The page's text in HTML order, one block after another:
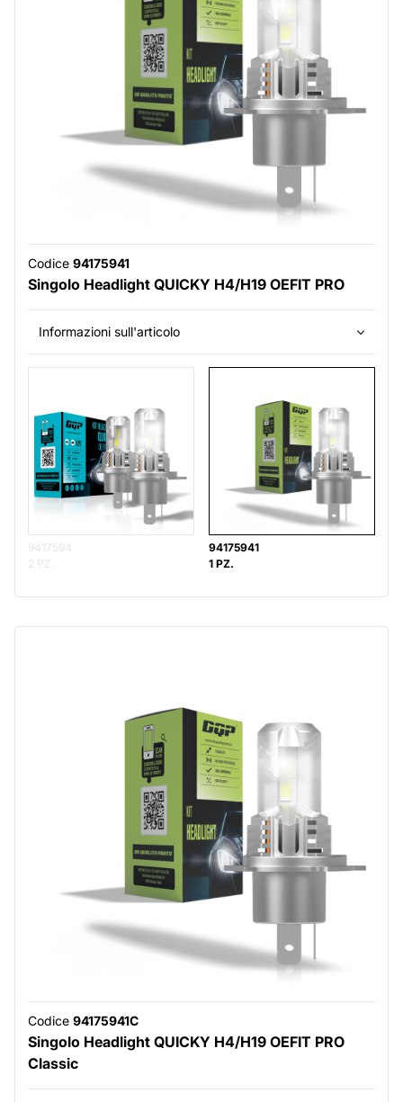
Codice 94175941
Singolo Headlight QUICKY H4/H19 OEFIT PRO
Informazioni sull'articolo
9417594
2 PZ.
94175941
1 PZ.
Codice 94175941C
Singolo Headlight QUICKY H4/H19 OEFIT PRO
Classic